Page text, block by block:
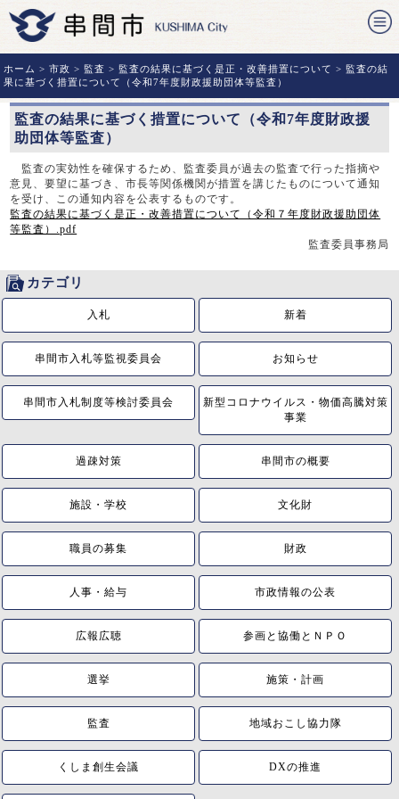
ホーム >市政 >監査 >監査の結果に基づく是正・改善措置について > 監査の結
果に基づく措置について（令和7年度財政援助団体等監査）
監査の結果に基づく措置について（令和7年度財政援
助団体等監査）
監査の実効性を確保するため、監査委員が過去の監査で行った指摘や
意見、要望に基づき、市長等関係機関が措置を講じたものについて通知
を受け、この通知内容を公表するものです。
監査の結果に基づく是正・改善措置について（令和７年度財政援助団体
等監査）.pdf
監査委員事務局
カテゴリ
入札 新着
串間市入札等監視委員会 お知らせ
串間市入札制度等検討委員会
新型コロナウイルス・物価高騰対策
事業
過疎対策 串間市の概要
施設・学校 文化財
職員の募集 財政
人事・給与 市政情報の公表
広報広聴 参画と協働とＮＰＯ
選挙 施策・計画
監査 地域おこし協力隊
くしま創生会議 DXの推進